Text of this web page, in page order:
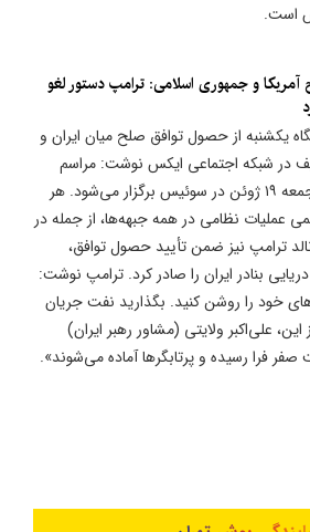
است.
آمریکا و جمهوری اسلامی: ترامپ دستور لغو
یکشنبه از حصول توافق صلح میان ایران و
در شبکه اجتماعی ایکس نوشت: مراسم
رسمی امضای توافق روز جمعه ۱۹ ژوئن در سوئیس برگزار می‌شود. هر
عملیات نظامی در همه جبهه‌ها، از جمله در
ترامپ نیز ضمن تأیید حصول توافق،
بنادر ایران را صادر کرد. ترامپ نوشت:
خود را روشن کنید. بگذارید نفت جریان
علی‌اکبر ولایتی (مشاور رهبر ایران)
فرا رسیده و پرتابگرها آماده می‌شوند».